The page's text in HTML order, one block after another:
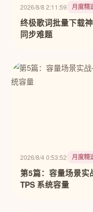
2026/8/8 2:11:59 月度精
终极歌词批量下载
同步难题
2026/8/4 0:53:52 月度精
第5篇：容量场景
TPS 系统容量